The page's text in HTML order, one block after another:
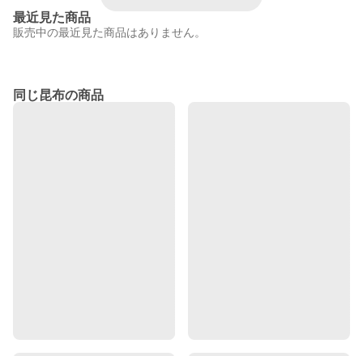
最近見た商品
販売中の最近見た商品はありません。
同じ昆布の商品